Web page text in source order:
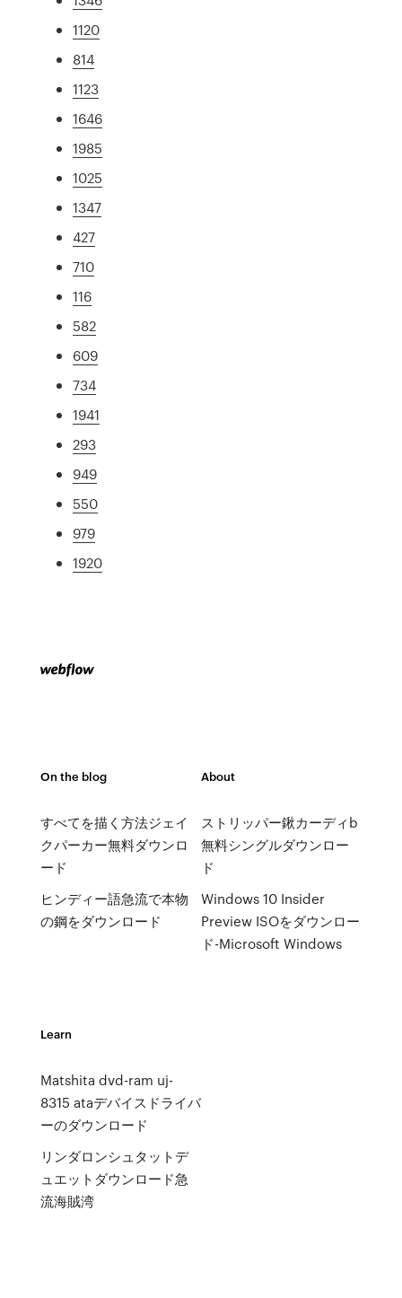
1120
814
1123
1646
1985
1025
1347
427
710
116
582
609
734
1941
293
949
550
979
1920
On the blog
すべてを描く方法ジェイ
クパーカー無料ダウンロ
ード
ヒンディー語急流で本物
の鋼をダウンロード
About
ストリッパー鍬カーディb
無料シングルダウンロー
ド
Windows 10 Insider
Preview ISOをダウンロー
ド-Microsoft Windows
Learn
Matshita dvd-ram uj-
8315 ataデバイスドライバ
ーのダウンロード
リンダロンシュタットデ
ュエットダウンロード急
流海賊湾